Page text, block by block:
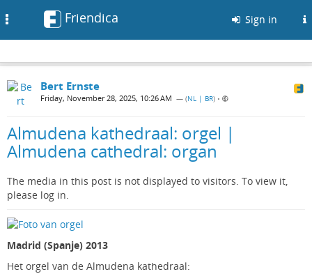
Friendica Sign in
Bert Ernste
Friday, November 28, 2025, 10:26 AM — (NL | BR) •
Almudena kathedraal: orgel |
Almudena cathedral: organ
The media in this post is not displayed to visitors. To view it,
please log in.
Madrid (Spanje) 2013
Het orgel van de Almudena kathedraal: